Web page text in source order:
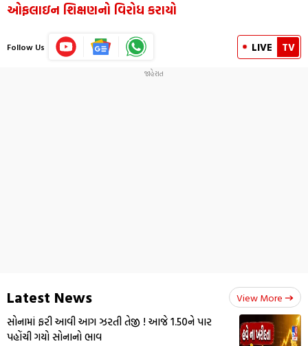
ઓફલાઇન શિક્ષણનો વિરોધ કરાયો
Follow Us LIVE TV
Latest News View More
સોનામાં ફરી આવી આગ ઝરતી તેજી ! આજે 1.50ને પાર
પહોંચી ગયો સોનાનો ભાવ